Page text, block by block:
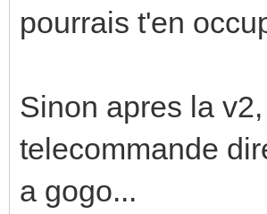
pourrais t'en
Sinon apres la
telecommande
a gogo...